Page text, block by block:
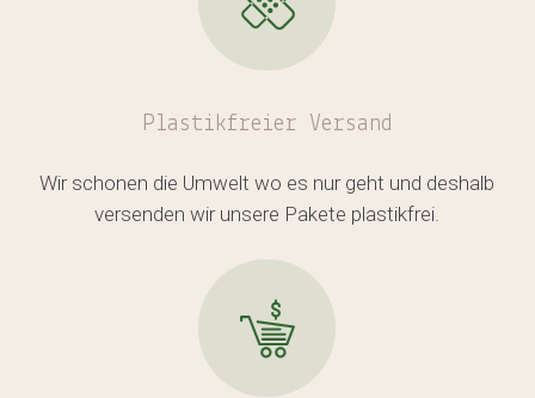
Plastikfreier Versand
Wir schonen die Umwelt wo es nur geht und deshalb
versenden wir unsere Pakete plastikfrei.